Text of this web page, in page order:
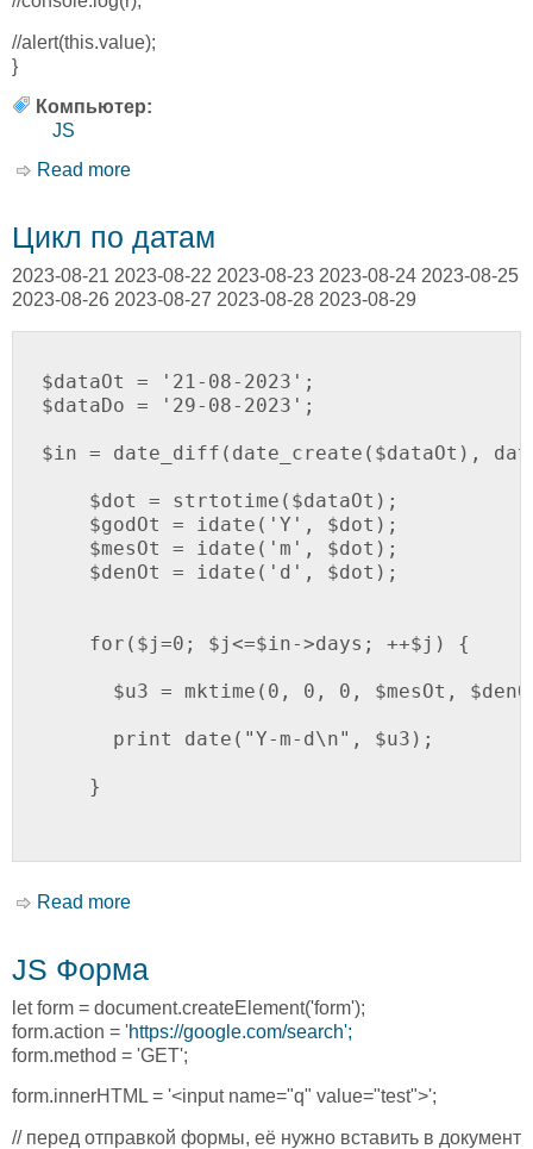
//alert(this.value);
}
Компьютер:
JS
Read more
Цикл по датам
2023-08-21 2023-08-22 2023-08-23 2023-08-24 2023-08-25
2023-08-26 2023-08-27 2023-08-28 2023-08-29
$dataOt = '21-08-2023';
$dataDo = '29-08-2023';
$in = date_diff(date_create($dataOt),
    $dot = strtotime($dataOt);
    $godOt = idate('Y', $dot);
    $mesOt = idate('m', $dot);
    $denOt = idate('d', $dot);
    for($j=0; $j<=$in->days; ++$j) {
$u3 = mktime(0, 0, 0, $mesOt,
      print date("Y-m-d\n", $u3);
    }
Read more
JS Форма
let form = document.createElement('form');
form.action = 'https://google.com/search';
form.method = 'GET';
form.innerHTML = '<input name="q" value="test">';
// перед отправкой формы, её нужно вставить в документ